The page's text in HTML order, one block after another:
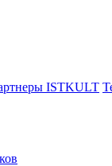
ISTKULT